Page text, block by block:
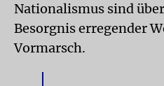
Nationalismus sind
Besorgnis erregender
Vormarsch.